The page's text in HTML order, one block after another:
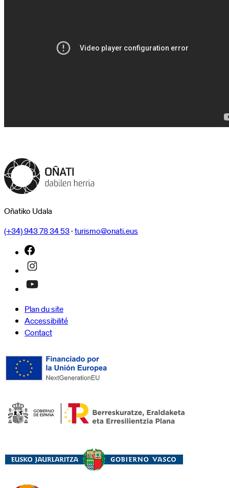
Oñatiko Udala
(+34) 943 78 34 53·turismo@onati.eus
Plan du site
Accessibilité
Contact